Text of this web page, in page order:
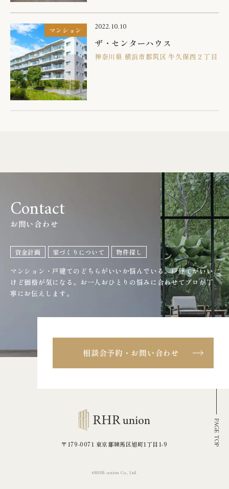
マンション 2022.10.10
ザ・センターハウス
神奈川県 横浜市都筑区 牛久保西２丁目
Contact
お問い合わせ
資金計画 家づくりについて 物件探し
マンション・戸建てのどちらがいいか悩んでいる。戸建てがいい
けど価格が気になる。 お一人おひとりの悩みに合わせてプロが丁
寧にお伝えします。
相談会予約・お問い合わせ
PAGE TOP
〒179-0071 東京都練馬区旭町1丁目1-9
©RHR union Co., Ltd.